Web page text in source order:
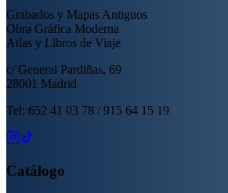
Grabados y Mapas Antiguos
Obra Gráfica Moderna
Atlas y Libros de Viaje
c/ General Pardiñas, 69
28001 Madrid
Tel: 652 41 03 78 / 915 64 15 19
Catálogo